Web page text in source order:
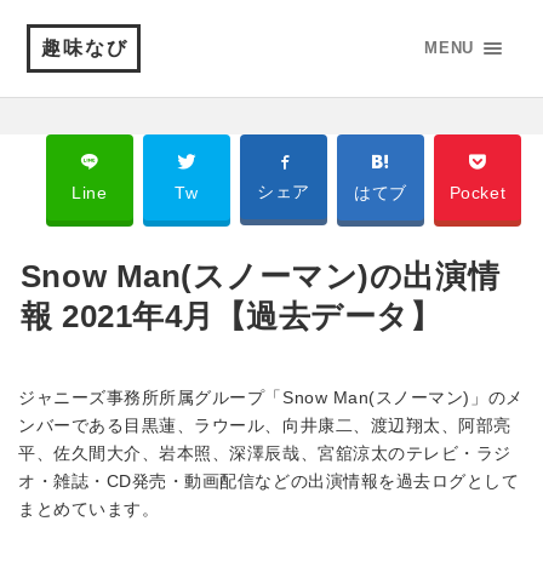
趣味なび MENU
Line Tw シェア はてブ Pocket
Snow Man(スノーマン)の出演情
報 2021年4月【過去データ】
ジャニーズ事務所所属グループ「Snow Man(スノーマン)」のメ
ンバーである目黒蓮、ラウール、向井康二、渡辺翔太、阿部亮
平、佐久間大介、岩本照、深澤辰哉、宮舘涼太のテレビ・ラジ
オ・雑誌・CD発売・動画配信などの出演情報を過去ログとして
まとめています。